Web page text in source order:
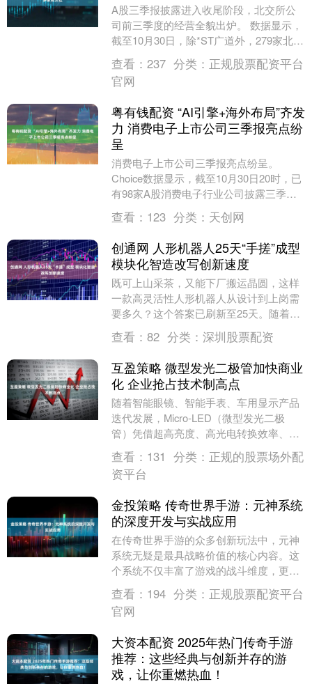
A股三季报披露进入收尾阶段，北交所公
司前三季度的经营全貌出炉。 数据显示，
截至10月30日，除*ST广道外，279家北交
所公司已完成三季报披露，平均实现营业
收入....
查看： 237 分类： 正规股票配资平台
官网
粤有钱配资 “AI引擎+海外布局”齐发
力 消费电子上市公司三季报亮点纷
呈
消费电子上市公司三季报亮点纷呈。
Choice数据显示，截至10月30日20时，已
有98家A股消费电子行业公司披露三季
报。其中，79家公司前三季度实现盈利，
41家....
查看： 123 分类： 天创网
创通网 人形机器人25天“手搓”成型
模块化智造改写创新速度
既可上山采茶，又能下厂搬运晶圆，这样
一款高灵活性人形机器人从设计到上岗需
要多久？这个答案已刷新至25天。随着软
硬件模块化技术的加速迭代，“手搓”人形
机器人不再遥....
查看： 82 分类： 深圳股票配资
互盈策略 微型发光二极管加快商业
化 企业抢占技术制高点
随着智能眼镜、智能手表、车用显示产品
迭代发展，Micro-LED（微型发光二极
管）凭借超高亮度、高光电转换效率、长
寿命等优势，高度契合了上述设备的升级
显示需求，....
查看： 131 分类： 正规的股票场外配
资平台
金投策略 传奇世界手游：元神系统
的深度开发与实战应用
在传奇世界手游的众多创新玩法中，元神
系统无疑是最具战略价值的核心内容。这
个系统不仅丰富了游戏的战斗维度，更为
玩家的成长路径提供了更多可能性。本文
将深入探讨元神系....
查看： 194 分类： 正规股票配资平台
官网
大资本配资 2025年热门传奇手游
推荐：这些经典与创新并存的游
戏，让你重燃热血！